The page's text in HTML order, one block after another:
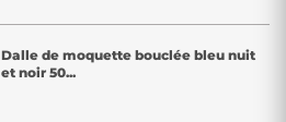
Dalle de moquette bouclée bleu nuit
et noir 50...